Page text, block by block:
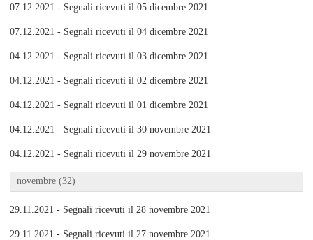
07.12.2021 - Segnali ricevuti il 05 dicembre 2021
07.12.2021 - Segnali ricevuti il 04 dicembre 2021
04.12.2021 - Segnali ricevuti il 03 dicembre 2021
04.12.2021 - Segnali ricevuti il 02 dicembre 2021
04.12.2021 - Segnali ricevuti il 01 dicembre 2021
04.12.2021 - Segnali ricevuti il 30 novembre 2021
04.12.2021 - Segnali ricevuti il 29 novembre 2021
novembre (32)
29.11.2021 - Segnali ricevuti il 28 novembre 2021
29.11.2021 - Segnali ricevuti il 27 novembre 2021